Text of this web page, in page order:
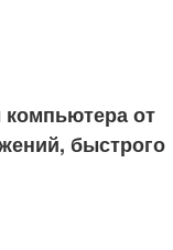
компьютера от
быстрого